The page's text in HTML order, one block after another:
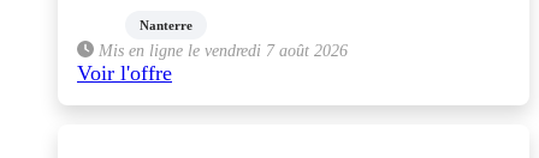
Nanterre
Mis en ligne le vendredi 7 août 2026
Voir l'offre